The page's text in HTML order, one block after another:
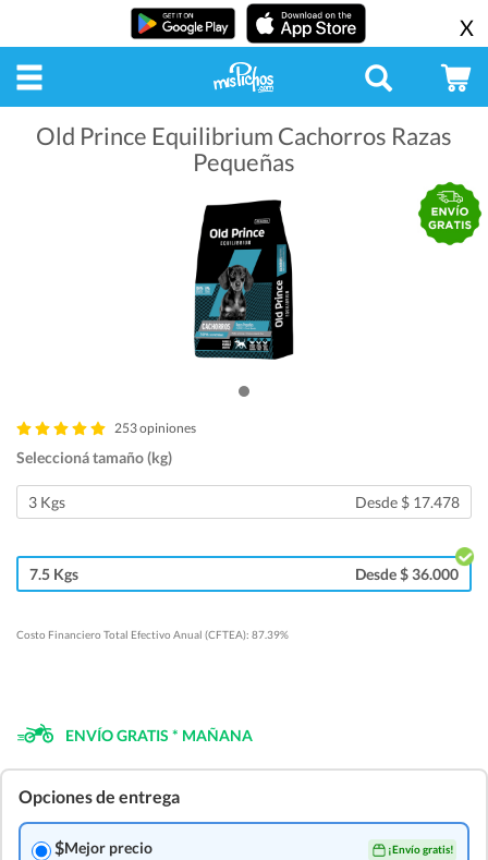
X
Old Prince Equilibrium Cachorros Razas
Pequeñas
253 opiniones
Seleccioná tamaño (kg)
3 Kgs Desde $ 17.478
7.5 Kgs Desde $ 36.000
Costo Financiero Total Efectivo Anual (CFTEA): 87.39%
ENVÍO GRATIS * MAÑANA
Opciones de entrega
$Mejor precio ¡Envío gratis!